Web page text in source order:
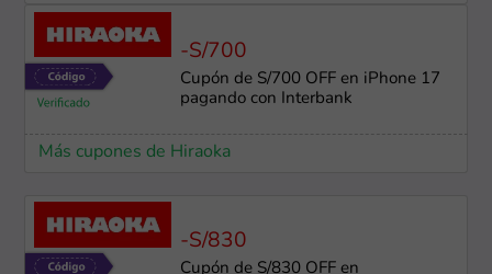
-S/700
Cupón de S/700 OFF en iPhone 17
pagando con Interbank
Más cupones de Hiraoka
-S/830
Cupón de S/830 OFF en